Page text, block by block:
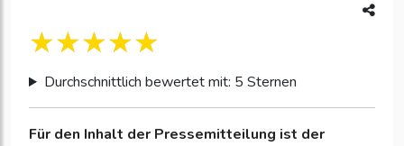
Durchschnittlich bewertet mit: 5 Sternen
Für den Inhalt der Pressemitteilung ist der